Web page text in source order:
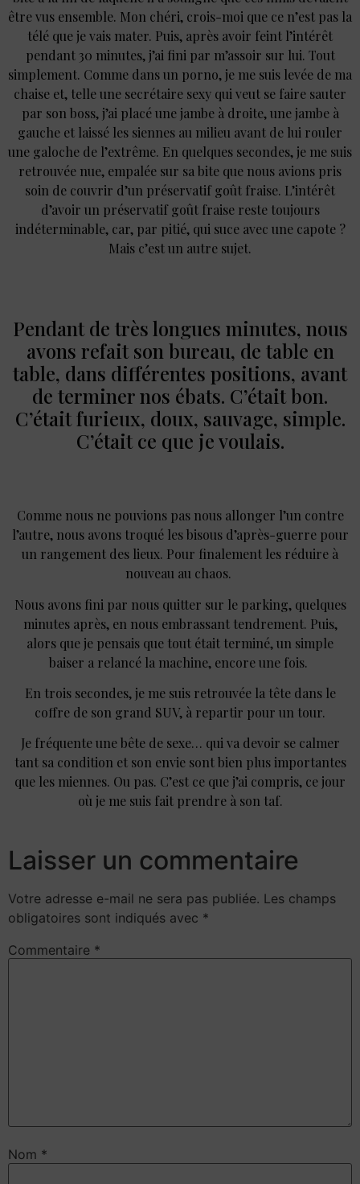
être vus ensemble. Mon chéri, crois-moi que ce n’est pas la
télé que je vais mater. Puis, après avoir feint l’intérêt
pendant 30 minutes, j’ai fini par m’assoir sur lui. Tout
simplement. Comme dans un porno, je me suis levée de ma
chaise et, telle une secrétaire sexy qui veut se faire sauter
par son boss, j’ai placé une jambe à droite, une jambe à
gauche et laissé les siennes au milieu avant de lui rouler
une galoche de l’extrême. En quelques secondes, je me suis
retrouvée nue, empalée sur sa bite que nous avions pris
soin de couvrir d’un préservatif goût fraise. L’intérêt
d’avoir un préservatif goût fraise reste toujours
indéterminable, car, par pitié, qui suce avec une capote ?
Mais c’est un autre sujet.
Pendant de très longues minutes, nous
avons refait son bureau, de table en
table, dans différentes positions, avant
de terminer nos ébats. C’était bon.
C’était furieux, doux, sauvage, simple.
C’était ce que je voulais.
Comme nous ne pouvions pas nous allonger l’un contre
l’autre, nous avons troqué les bisous d’après-guerre pour
un rangement des lieux. Pour finalement les réduire à
nouveau au chaos.
Nous avons fini par nous quitter sur le parking, quelques
minutes après, en nous embrassant tendrement. Puis,
alors que je pensais que tout était terminé, un simple
baiser a relancé la machine, encore une fois.
En trois secondes, je me suis retrouvée la tête dans le
coffre de son grand SUV, à repartir pour un tour.
Je fréquente une bête de sexe… qui va devoir se calmer
tant sa condition et son envie sont bien plus importantes
que les miennes. Ou pas. C’est ce que j’ai compris, ce jour
où je me suis fait prendre à son taf.
Laisser un commentaire
Votre adresse e-mail ne sera pas publiée. Les champs
obligatoires sont indiqués avec *
Commentaire *
Nom *